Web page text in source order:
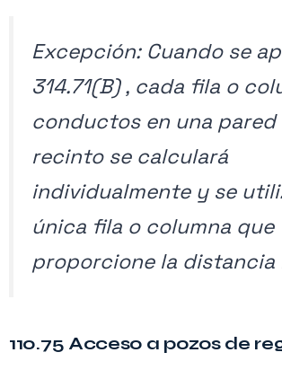
Excepción: Cuando se
314.71(B) , cada fila o
conductos en una pared
recinto se calculará
individualmente y se
única fila o columna que
proporcione la distancia
110.75 Acceso a pozos de